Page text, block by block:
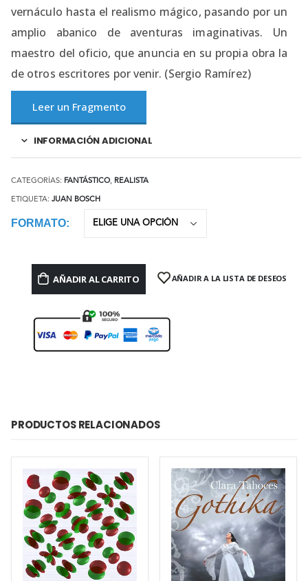
vernáculo hasta el realismo mágico, pasando por un
amplio abanico de aventuras imaginativas. Un
maestro del oficio, que anuncia en su propia obra la
de otros escritores por venir. (Sergio Ramírez)
Leer un Fragmento
INFORMACIÓN ADICIONAL
CATEGORÍAS: FANTÁSTICO, REALISTA
ETIQUETA: JUAN BOSCH
FORMATO
AÑADIR AL CARRITO AÑADIR A LA LISTA DE DESEOS
PRODUCTOS RELACIONADOS